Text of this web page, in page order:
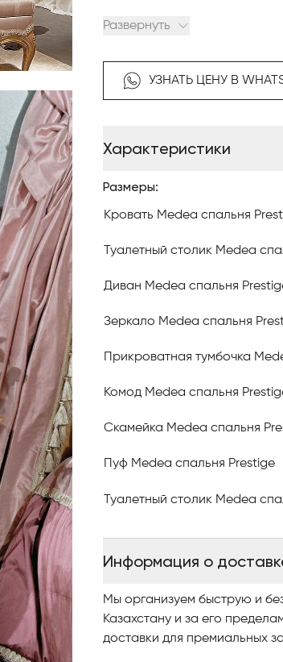
Изначально предприятие
ассортимент и стиль,
принципа производства
Великолепный внешний вид
отбора материалов.
К древесине здесь
оттенок древесины.
Благодаря этому
мебели.
Также особое внимание
чувственность, гармония
материалов!
Полная свобода
Потрясающая возможность
Развернуть
УЗНАТЬ ЦЕНУ В
Характеристики
Размеры:
Кровать Medea спальня
Туалетный столик Medea
Диван Medea спальня
Зеркало Medea спальня
Прикроватная тумбочка
Комод Medea спальня
Скамейка Medea спальня
Пуф Medea спальня Prestige
Туалетный столик Medea
Информация о
Мы организуем быструю и
Казахстану и за его
доставки для премиальных